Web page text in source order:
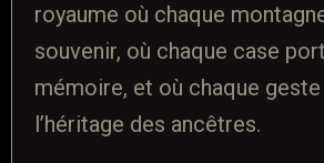
royaume où chaque
souvenir, où chaque case
mémoire, et où chaque
l’héritage des ancêtres.